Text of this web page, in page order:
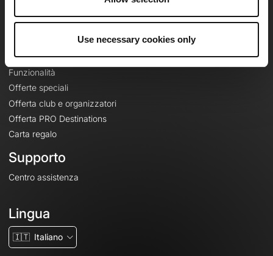
Use necessary cookies only
Le Mag'
Mappe di base topografiche
Funzionalità
Offerte speciali
Offerta club e organizzatori
Offerta PRO Destinations
Carta regalo
Supporto
Centro assistenza
Lingua
🇮🇹 Italiano